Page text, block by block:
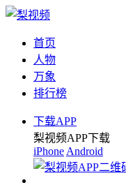
首页
人物
万象
排行榜
下载APP
梨视频APP下载
iPhone Android